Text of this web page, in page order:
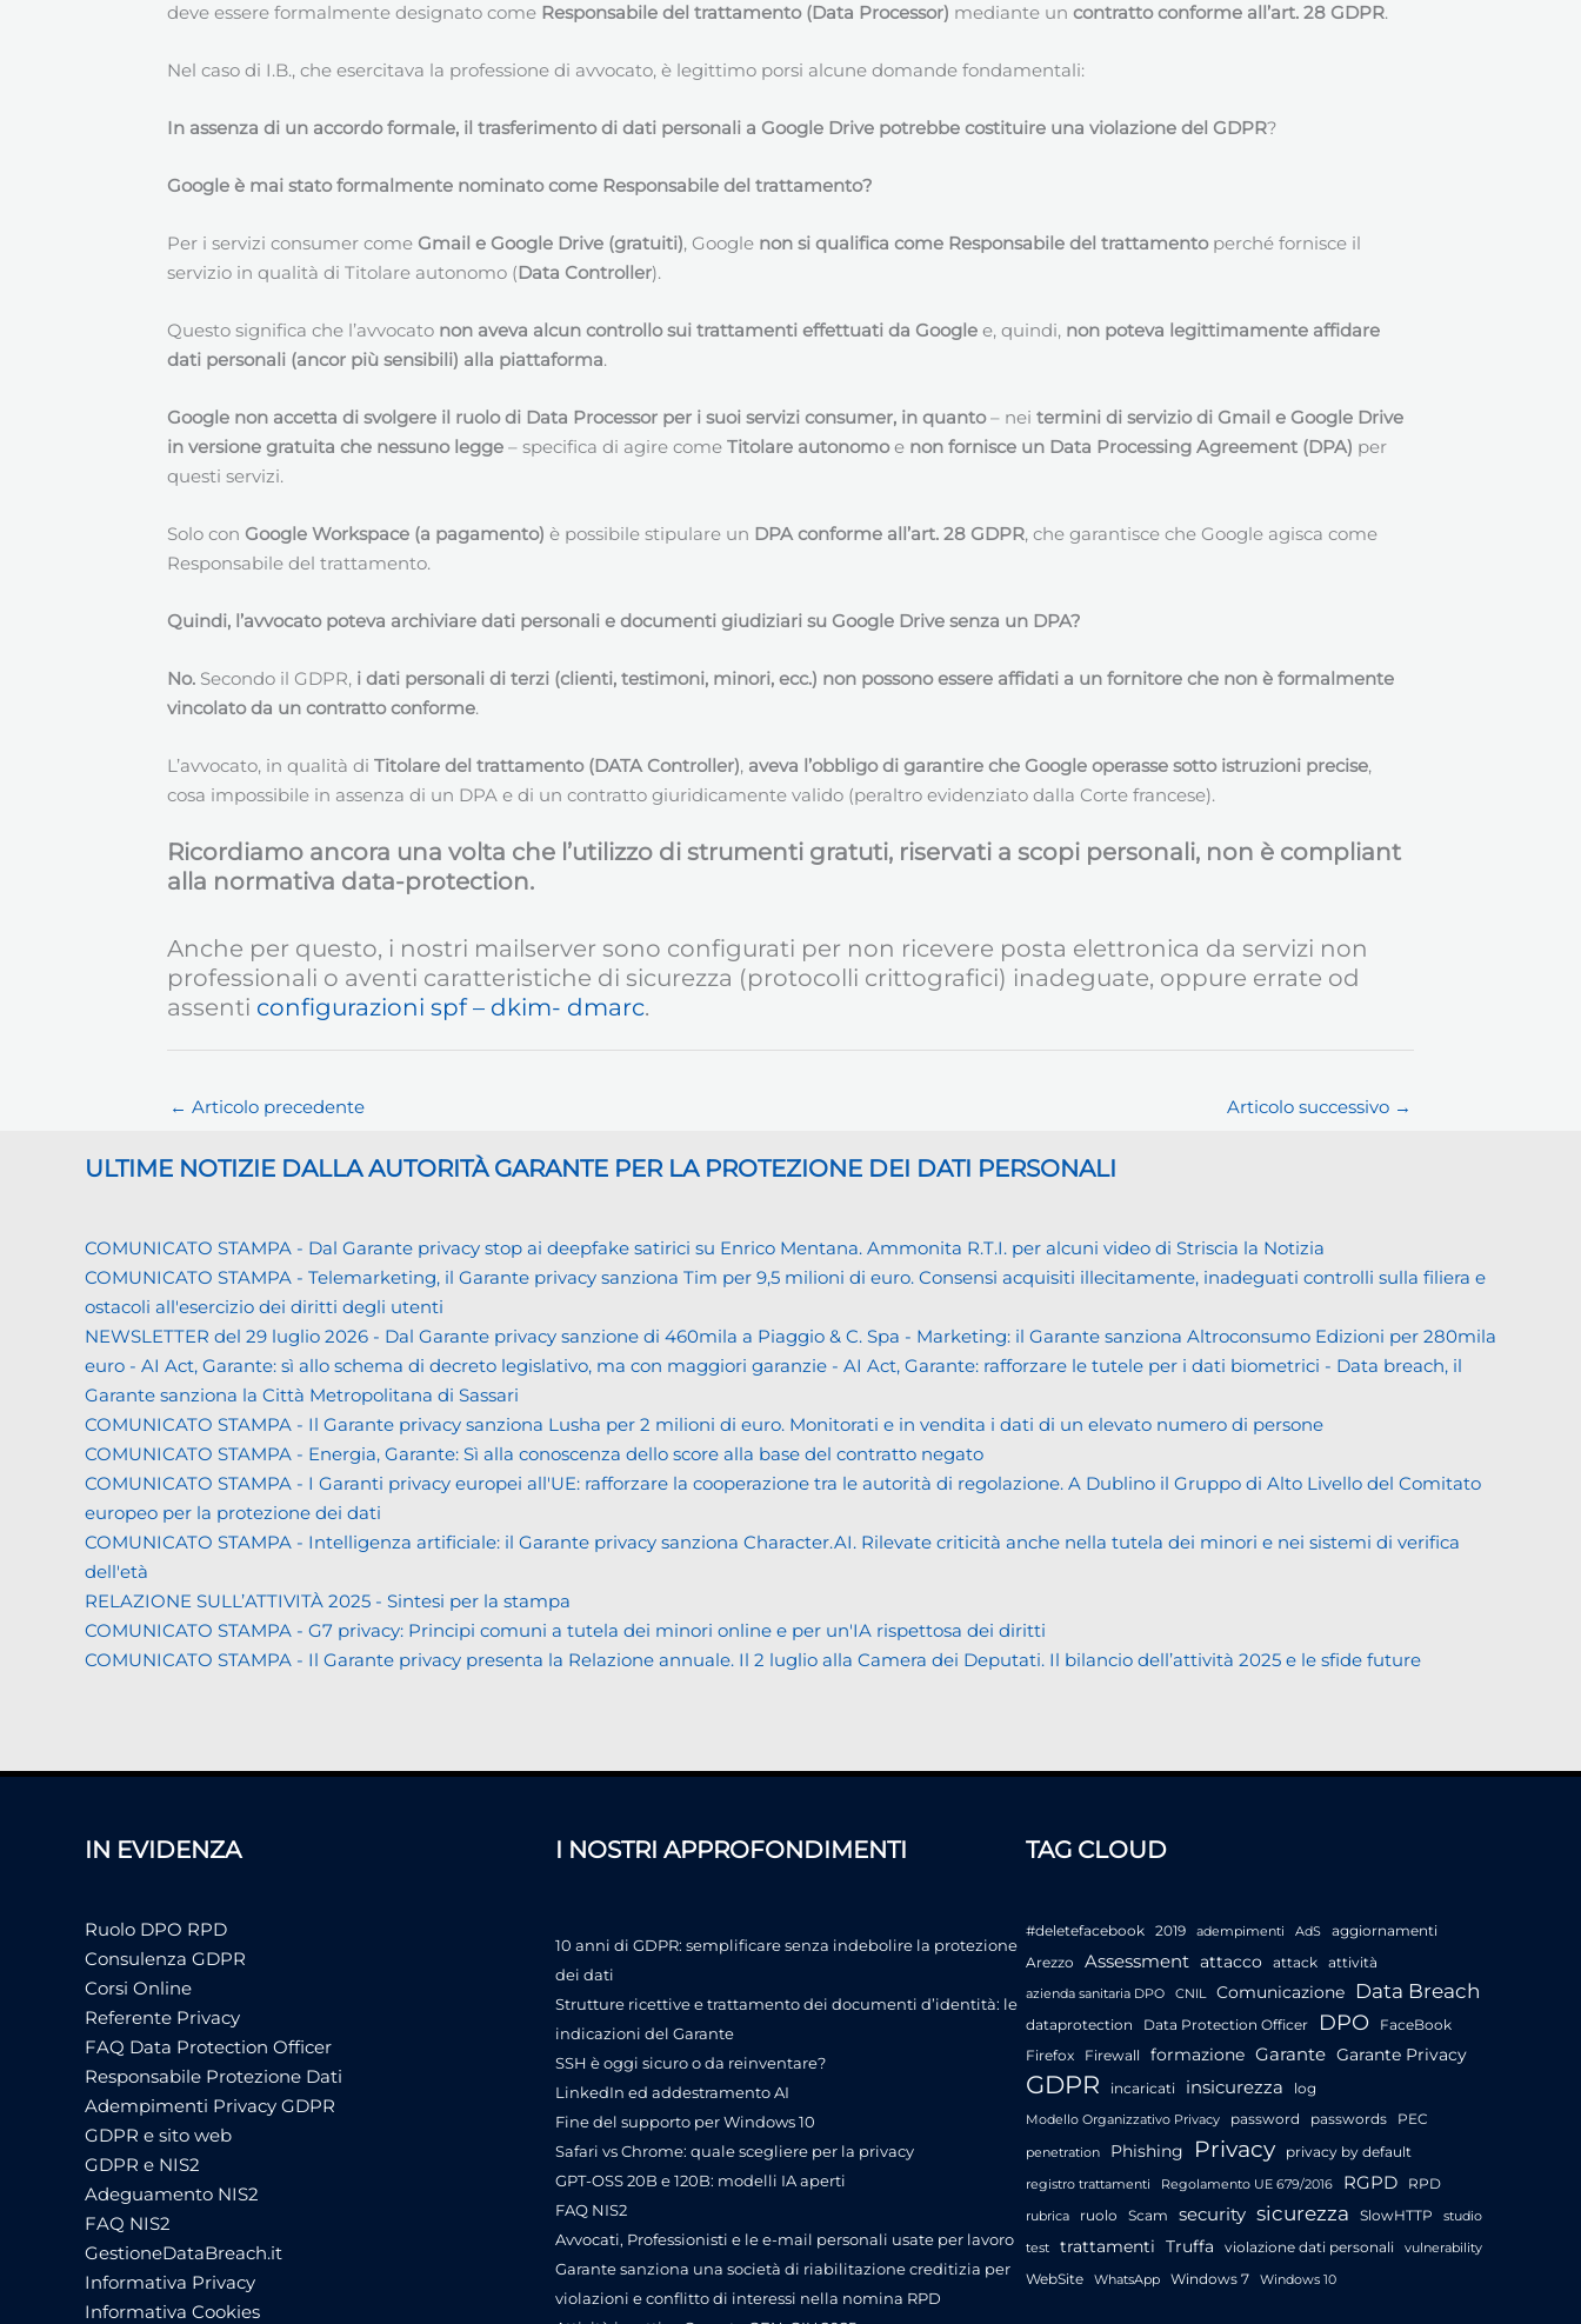
deve essere formalmente designato come Responsabile del trattamento (Data Processor) mediante un contratto conforme all’art. 28 GDPR.
Nel caso di I.B., che esercitava la professione di avvocato, è legittimo porsi alcune domande fondamentali:
In assenza di un accordo formale, il trasferimento di dati personali a Google Drive potrebbe costituire una violazione del GDPR?
Google è mai stato formalmente nominato come Responsabile del trattamento?
Per i servizi consumer come Gmail e Google Drive (gratuiti), Google non si qualifica come Responsabile del trattamentoperché fornisce il
servizio in qualità di Titolare autonomo (Data Controller).
Questo significa che l’avvocato non aveva alcun controllo sui trattamenti effettuati da Google e, quindi, non poteva legittimamente affidare
dati personali (ancor più sensibili) alla piattaforma.
Google non accetta di svolgere il ruolo di Data Processor per i suoi servizi consumer, in quanto– nei termini di servizio di Gmail e Google Drive
in versione gratuita che nessuno legge – specifica di agire come Titolare autonomoe non fornisce un Data Processing Agreement (DPA) per
questi servizi.
Solo con Google Workspace (a pagamento) è possibile stipulare un DPA conforme all’art. 28 GDPR, che garantisce che Google agisca come
Responsabile del trattamento.
Quindi, l’avvocato poteva archiviare dati personali e documenti giudiziari su Google Drive senza un DPA?
No. Secondo il GDPR, i dati personali di terzi (clienti, testimoni, minori, ecc.) non possono essere affidati a un fornitore che non è formalmente
vincolato da un contratto conforme.
L’avvocato, in qualità di Titolare del trattamento (DATA Controller), aveva l’obbligo di garantire che Google operasse sotto istruzioni precise,
cosa impossibile in assenza di un DPA e di un contratto giuridicamente valido (peraltro evidenziato dalla Corte francese).
Ricordiamo ancora una volta che l’utilizzo di strumenti gratuti, riservati a scopi personali, non è compliant
alla normativa data-protection.
Anche per questo, i nostri mailserver sono configurati per non ricevere posta elettronica da servizi non
professionali o aventi caratteristiche di sicurezza (protocolli crittografici) inadeguate, oppure errate od
assenti configurazioni spf – dkim- dmarc.
← Articolo precedente Articolo successivo →
ULTIME NOTIZIE DALLA AUTORITÀ GARANTE PER LA PROTEZIONE DEI DATI PERSONALI
COMUNICATO STAMPA - Dal Garante privacy stop ai deepfake satirici su Enrico Mentana. Ammonita R.T.I. per alcuni video di Striscia la Notizia
COMUNICATO STAMPA - Telemarketing, il Garante privacy sanziona Tim per 9,5 milioni di euro. Consensi acquisiti illecitamente, inadeguati controlli sulla filiera e
ostacoli all'esercizio dei diritti degli utenti
NEWSLETTER del 29 luglio 2026 - Dal Garante privacy sanzione di 460mila a Piaggio & C. Spa - Marketing: il Garante sanziona Altroconsumo Edizioni per 280mila
euro - AI Act, Garante: sì allo schema di decreto legislativo, ma con maggiori garanzie - AI Act, Garante: rafforzare le tutele per i dati biometrici - Data breach, il
Garante sanziona la Città Metropolitana di Sassari
COMUNICATO STAMPA - Il Garante privacy sanziona Lusha per 2 milioni di euro. Monitorati e in vendita i dati di un elevato numero di persone
COMUNICATO STAMPA - Energia, Garante: Sì alla conoscenza dello score alla base del contratto negato
COMUNICATO STAMPA - I Garanti privacy europei all'UE: rafforzare la cooperazione tra le autorità di regolazione. A Dublino il Gruppo di Alto Livello del Comitato
europeo per la protezione dei dati
COMUNICATO STAMPA - Intelligenza artificiale: il Garante privacy sanziona Character.AI. Rilevate criticità anche nella tutela dei minori e nei sistemi di verifica
dell'età
RELAZIONE SULL’ATTIVITÀ 2025 - Sintesi per la stampa
COMUNICATO STAMPA - G7 privacy: Principi comuni a tutela dei minori online e per un'IA rispettosa dei diritti
COMUNICATO STAMPA - Il Garante privacy presenta la Relazione annuale. Il 2 luglio alla Camera dei Deputati. Il bilancio dell’attività 2025 e le sfide future
IN EVIDENZA
Ruolo DPO RPD
Consulenza GDPR
Corsi Online
Referente Privacy
FAQ Data Protection Officer
Responsabile Protezione Dati
Adempimenti Privacy GDPR
GDPR e sito web
GDPR e NIS2
Adeguamento NIS2
FAQ NIS2
GestioneDataBreach.it
Informativa Privacy
Informativa Cookies
I NOSTRI APPROFONDIMENTI
10 anni di GDPR: semplificare senza indebolire la protezione
dei dati
Strutture ricettive e trattamento dei documenti d’identità: le
indicazioni del Garante
SSH è oggi sicuro o da reinventare?
LinkedIn ed addestramento AI
Fine del supporto per Windows 10
Safari vs Chrome: quale scegliere per la privacy
GPT-OSS 20B e 120B: modelli IA aperti
FAQ NIS2
Avvocati, Professionisti e le e-mail personali usate per lavoro
Garante sanziona una società di riabilitazione creditizia per
violazioni e conflitto di interessi nella nomina RPD
TAG CLOUD
#deletefacebook 2019 adempimenti AdS
aggiornamenti
Arezzo
Assessment attacco attack attività
azienda sanitaria DPO CNIL Comunicazione Data Breach
dataprotection Data Protection Officer DPO
FaceBook
Firefox
Firewall formazione Garante Garante Privacy
GDPR incaricati insicurezza log
Modello Organizzativo Privacy password passwords PEC
penetration Phishing Privacy privacy by default
registro trattamenti Regolamento UE 679/2016 RGPD RPD
rubrica ruolo Scam security sicurezza SlowHTTP studio
test trattamenti Truffa violazione dati personali vulnerability
WebSite WhatsApp Windows 7 Windows 10